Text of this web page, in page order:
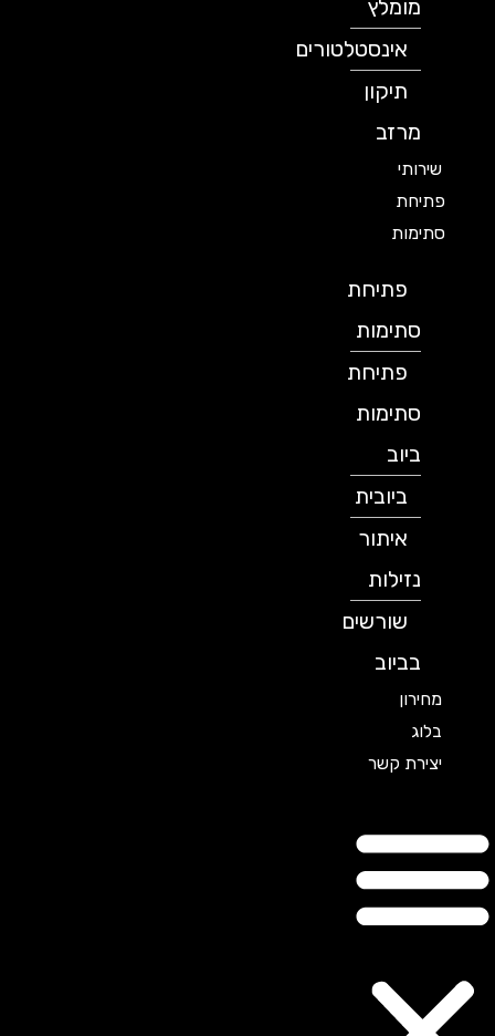
מומלץ
אינסטלטורים
תיקון
מרזב
שירותי
פתיחת
סתימות
פתיחת
סתימות
פתיחת
סתימות
ביובית
איתור
נזילות
שורשים
בביוב
מחירון
יצירת קשר